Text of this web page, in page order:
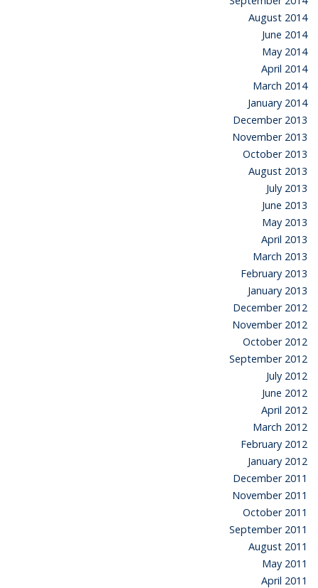
August 2014
June 2014
May 2014
April 2014
March 2014
January 2014
December 2013
November 2013
October 2013
August 2013
July 2013
June 2013
May 2013
April 2013
March 2013
February 2013
January 2013
December 2012
November 2012
October 2012
September 2012
July 2012
June 2012
April 2012
March 2012
February 2012
January 2012
December 2011
November 2011
October 2011
September 2011
August 2011
May 2011
April 2011